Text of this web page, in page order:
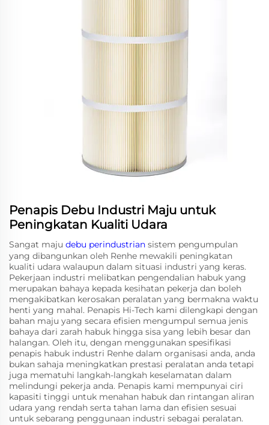
Penapis Debu Industri Maju untuk
Peningkatan Kualiti Udara
Sangat maju debu perindustrian sistem pengumpulan
yang dibangunkan oleh Renhe mewakili peningkatan
kualiti udara walaupun dalam situasi industri yang keras.
Pekerjaan industri melibatkan pengendalian habuk yang
merupakan bahaya kepada kesihatan pekerja dan boleh
mengakibatkan kerosakan peralatan yang bermakna waktu
henti yang mahal. Penapis Hi-Tech kami dilengkapi dengan
bahan maju yang secara efisien mengumpul semua jenis
bahaya dari zarah habuk hingga sisa yang lebih besar dan
halangan. Oleh itu, dengan menggunakan spesifikasi
penapis habuk industri Renhe dalam organisasi anda, anda
bukan sahaja meningkatkan prestasi peralatan anda tetapi
juga mematuhi langkah-langkah keselamatan dalam
melindungi pekerja anda. Penapis kami mempunyai ciri
kapasiti tinggi untuk menahan habuk dan rintangan aliran
udara yang rendah serta tahan lama dan efisien sesuai
untuk sebarang penggunaan industri sebagai peralatan.